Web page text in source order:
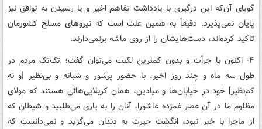
گویای آن‌که این درگیری با یادداشت تفاهم اخیر و یا رسیدن به توافق نیز
پایان نمی‌پذیرد. دقیقاً به همین علت است که نیروهای مسلح کشورمان
تاکید کرده‌اند، دست‌هایشان را از روی ماشه برنمی‌دارند.
۴- اکنون با جرأت و بدون کمترین لکنت می‌توان گفت؛ تک‌تک مردم در
طول سه ماه و چند روز اخیر، با حضور پرشور و شبانه و بی‌نظیر [و نه
کم‌نظیر] خود در خیابان‌ها و میادین، همان کربلایی‌هائی هستند که مولای
مظلوم ما در آن عصر غمزده عاشورا، آنان را به یاری می‌طلبید و شیطان که
از ماجرا با خبر نبود، انگشت حیرت به دندان می‌گزید و نمی‌دانست که